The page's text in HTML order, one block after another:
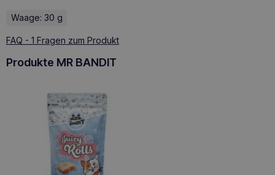
Waage: 30 g
FAQ - 1 Fragen zum Produkt
Produkte MR BANDIT